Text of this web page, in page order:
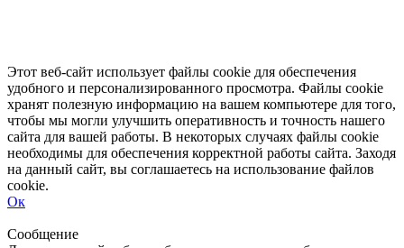
Этот веб-сайт использует файлы cookie для обеспечения
удобного и персонализированного просмотра. Файлы cookie
хранят полезную информацию на вашем компьютере для того,
чтобы мы могли улучшить оперативность и точность нашего
сайта для вашей работы. В некоторых случаях файлы cookie
необходимы для обеспечения корректной работы сайта. Заходя
на данный сайт, вы соглашаетесь на использование файлов
cookie.
Ок
Сообщение